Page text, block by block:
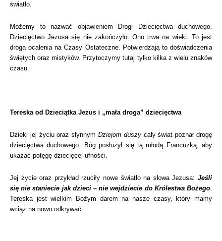
światło.
Możemy to nazwać objawieniem Drogi Dziecięctwa duchowego.
Dziecięctwo Jezusa się nie zakończyło. Ono trwa na wieki. To jest
droga ocalenia na Czasy Ostateczne. Potwierdzają to doświadczenia
świętych oraz mistyków. Przytoczymy tutaj tylko kilka z wielu znaków
czasu.
Tereska od Dzieciątka Jezus i „mała droga” dziecięctwa
Dzięki jej życiu oraz słynnym Dziejom duszycały świat poznał drogę
dziecięctwa duchowego. Bóg posłużył się tą młodą Francuzką, aby
ukazać potęgę dziecięcej ufności.
Jej życie oraz przykład rzuciły nowe światło na słowa Jezusa: Jeśli
się nie staniecie jak dzieci – nie wejdziecie do Królestwa Bożego.
Tereska jest wielkim Bożym darem na nasze czasy, który mamy
wciąż na nowo odkrywać.